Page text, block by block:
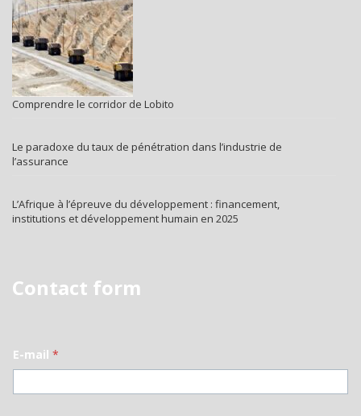
Comprendre le corridor de Lobito
Le paradoxe du taux de pénétration dans l’industrie de
l’assurance
L’Afrique à l’épreuve du développement : financement,
institutions et développement humain en 2025
Contact form
E-mail *